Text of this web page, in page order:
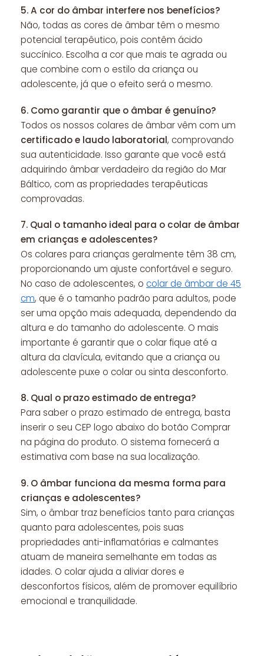
5.A cor do âmbar interfere nos benefícios?
Não, todas as cores de âmbar têm o mesmo
potencial terapêutico, pois contêm ácido
succínico. Escolha a cor que mais te agrada ou
que combine com o estilo da criança ou
adolescente, já que o efeito será o mesmo.
6. Como garantir que o âmbar é genuíno?
Todos os nossos colares de âmbar vêm com um
certificado e laudo laboratorial, comprovando
sua autenticidade. Isso garante que você está
adquirindo âmbar verdadeiro da região do Mar
Báltico, com as propriedades terapêuticas
comprovadas.
7. Qual o tamanho ideal para o colar de âmbar
em crianças e adolescentes?
Os colares para crianças geralmente têm 38 cm,
proporcionando um ajuste confortável e seguro.
No caso de adolescentes, o colar de âmbar de 45
cm, que é o tamanho padrão para adultos, pode
ser uma opção mais adequada, dependendo da
altura e do tamanho do adolescente. O mais
importante é garantir que o colar fique até a
altura da clavícula, evitando que a criança ou
adolescente puxe o colar ou sinta desconforto.
8. Qual o prazo estimado de entrega?
Para saber o prazo estimado de entrega, basta
inserir o seu CEP logo abaixo do botão Comprar
na página do produto. O sistema fornecerá a
estimativa com base na sua localização.
9. O âmbar funciona da mesma forma para
crianças e adolescentes?
Sim, o âmbar traz benefícios tanto para crianças
quanto para adolescentes, pois suas
propriedades anti-inflamatórias e calmantes
atuam de maneira semelhante em todas as
idades. O colar ajuda a aliviar dores e
desconfortos físicos, além de promover equilíbrio
emocional e tranquilidade.